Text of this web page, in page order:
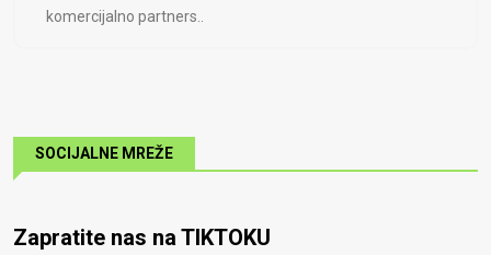
komercijalno partners..
SOCIJALNE MREŽE
Zapratite nas na TIKTOKU